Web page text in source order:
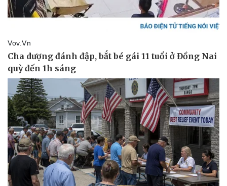
Kinh tế
Bất động sản
Khởi nghiệp
Thị trường
Giá vàng
Tiêu dùng